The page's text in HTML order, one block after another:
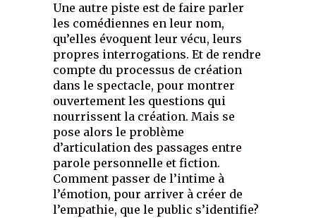
Une autre piste est de faire parler
les comédiennes en leur nom,
qu’elles évoquent leur vécu, leurs
propres interrogations. Et de rendre
compte du processus de création
dans le spectacle, pour montrer
ouvertement les questions qui
nourrissent la création. Mais se
pose alors le problème
d’articulation des passages entre
parole personnelle et fiction.
Comment passer de l’intime à
l’émotion, pour arriver à créer de
l’empathie, que le public s’identifie?